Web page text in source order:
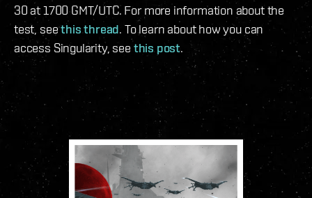
30 at 1700 GMT/UTC. For more information about the
test, seethis thread. To learn about how you can
access Singularity, see this post.